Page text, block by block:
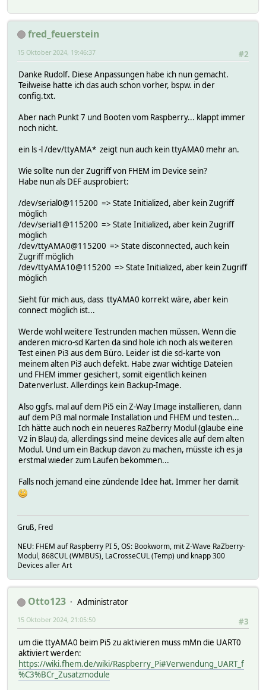
fred_feuerstein
#2
15 Oktober 2024, 19:46:37
Danke Rudolf. Diese Anpassungen habe ich nun gemacht.
Teilweise hatte ich das auch schon vorher, bspw. in der
config.txt.
Aber nach Punkt 7 und Booten vom Raspberry... klappt immer
noch nicht.
ein ls -l /dev/ttyAMA* zeigt nun auch kein ttyAMA0 mehr an.
Wie sollte nun der Zugriff von FHEM im Device sein?
Habe nun als DEF ausprobiert:
/dev/serial0@115200 => State Initialized, aber kein Zugriff
möglich
/dev/serial1@115200 => State Initialized, aber kein Zugriff
möglich
/dev/ttyAMA0@115200 => State disconnected, auch kein
Zugriff möglich
/dev/ttyAMA10@115200 => State Initialized, aber kein Zugriff
möglich
Sieht für mich aus, dass ttyAMA0 korrekt wäre, aber kein
connect möglich ist...
Werde wohl weitere Testrunden machen müssen. Wenn die
anderen micro-sd Karten da sind hole ich noch als weiteren
Test einen Pi3 aus dem Büro. Leider ist die sd-karte von
meinem alten Pi3 auch defekt. Habe zwar wichtige Dateien
und FHEM immer gesichert, somit eigentlich keinen
Datenverlust. Allerdings kein Backup-Image.
Also ggfs. mal auf dem Pi5 ein Z-Way Image installieren, dann
auf dem Pi3 mal normale Installation und FHEM und testen...
Ich hätte auch noch ein neueres RaZberry Modul (glaube eine
V2 in Blau) da, allerdings sind meine devices alle auf dem alten
Modul. Und um ein Backup davon zu machen, müsste ich es ja
erstmal wieder zum Laufen bekommen...
Falls noch jemand eine zündende Idee hat. Immer her damit
Gruß, Fred
NEU: FHEM auf Raspberry PI 5, OS: Bookworm, mit Z-Wave RaZberry-
Modul, 868CUL (WMBUS), LaCrosseCUL (Temp) und knapp 300
Devices aller Art
Otto123
Administrator
#3
15 Oktober 2024, 21:05:50
um die ttyAMA0 beim Pi5 zu aktivieren muss mMn die UART0
aktiviert werden:
https://wiki.fhem.de/wiki/Raspberry_Pi#Verwendung_UART_f
%C3%BCr_Zusatzmodule